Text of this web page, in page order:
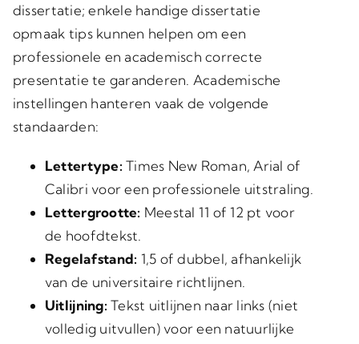
dissertatie; enkele handige dissertatie
opmaak tips kunnen helpen om een
professionele en academisch correcte
presentatie te garanderen. Academische
instellingen hanteren vaak de volgende
standaarden:
Lettertype: Times New Roman, Arial of
Calibri voor een professionele uitstraling.
Lettergrootte: Meestal 11 of 12 pt voor
de hoofdtekst.
Regelafstand: 1,5 of dubbel, afhankelijk
van de universitaire richtlijnen.
Uitlijning: Tekst uitlijnen naar links (niet
volledig uitvullen) voor een natuurlijke